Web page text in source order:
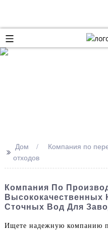
>> Дом
Компания по
отходов
Компания По
Высококачественных
Сточных Вод Для
Ищете надежную компанию